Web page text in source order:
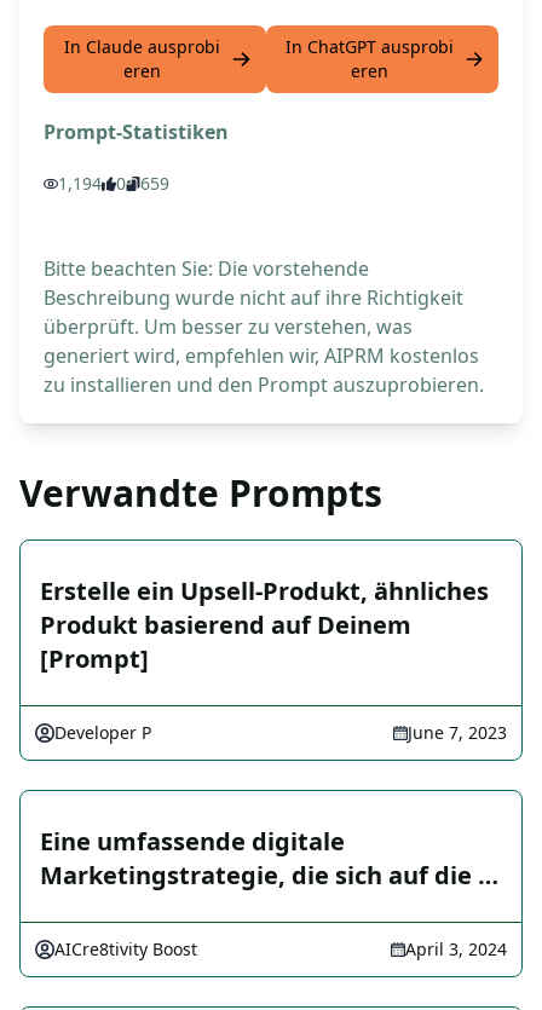
In Claude ausprobi
eren
In ChatGPT ausprobi
eren
Prompt-Statistiken
1,194 0 659
Bitte beachten Sie: Die vorstehende
Beschreibung wurde nicht auf ihre Richtigkeit
überprüft. Um besser zu verstehen, was
generiert wird, empfehlen wir, AIPRM kostenlos
zu installieren und den Prompt auszuprobieren.
Verwandte Prompts
Erstelle ein Upsell-Produkt, ähnliches
Produkt basierend auf Deinem
[Prompt]
Developer P June 7, 2023
Eine umfassende digitale
Marketingstrategie, die sich auf die …
AICre8tivity Boost April 3, 2024